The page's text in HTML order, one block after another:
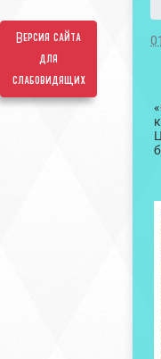
Версия сайта
для
слабовидящих